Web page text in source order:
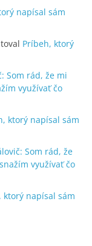
napísal sám
Príbeh, ktorý
Som rád, že mi
využívať čo
ktorý napísal sám
Som rád, že
využívať čo
ktorý napísal sám